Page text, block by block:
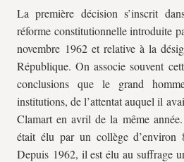
La première décision s’inscrit
réforme constitutionnelle introduite
novembre 1962 et relative à la
République. On associe souvent
conclusions que le grand
institutions, de l’attentat auquel il
Clamart en avril de la même
était élu par un collège d’environ
Depuis 1962, il est élu au suffrage